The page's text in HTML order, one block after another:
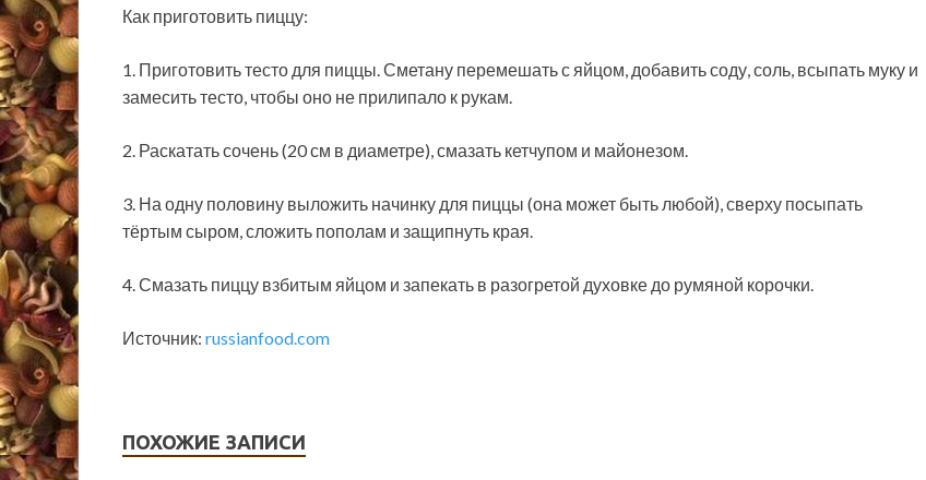
Как приготовить пиццу:
1. Приготовить тесто для пиццы. Сметану перемешать с яйцом, добавить соду, соль, всыпать муку и
замесить тесто, чтобы оно не прилипало к рукам.
2. Раскатать сочень (20 см в диаметре), смазать кетчупом и майонезом.
3. На одну половину выложить начинку для пиццы (она может быть любой), сверху посыпать
тёртым сыром, сложить пополам и защипнуть края.
4. Смазать пиццу взбитым яйцом и запекать в разогретой духовке до румяной корочки.
Источник: russianfood.com
ПОХОЖИЕ ЗАПИСИ